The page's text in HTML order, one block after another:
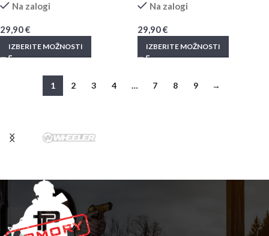
Na zalogi
29,90€
IZBERITE MOŽNOSTI
Na zalogi
29,90€
IZBERITE MOŽNOSTI
1 2 3 4 … 7 8 9 →